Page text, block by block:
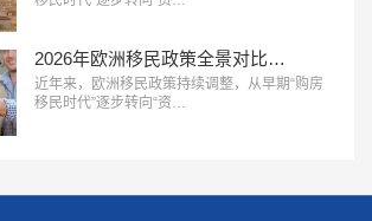
2026年欧洲移民政策全景对比：主流国家路径、成本与适配人群分析
近年来，欧洲移民政策持续调整，从早期“购房
移民时代”逐步转向“资…